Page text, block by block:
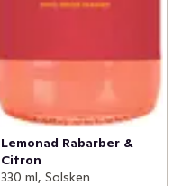
Lemonad Rabarber &
Citron
330 ml, Solsken